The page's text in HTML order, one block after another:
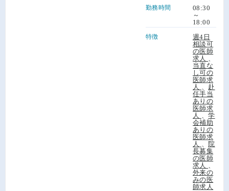
勤務時間
08:30
～
18:00
特徴
週4日
相談可
の医師
求人
当直な
し可の
医師求
人
赴
任手当
ありの
医師求
人
、学
会補助
ありの
医師求
人
院
長募集
の医師
求人
外来の
みの医
師求人